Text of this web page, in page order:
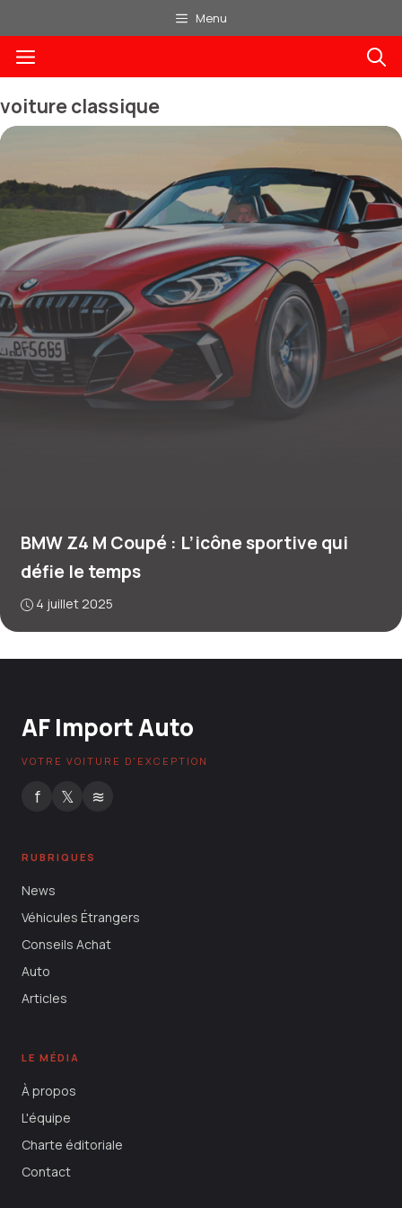
au
contenu
Menu
Menu
voiture classique
BMW Z4 M Coupé : L’icône sportive qui
défie le temps
4 juillet 2025
AF Import Auto
VOTRE VOITURE D'EXCEPTION
f 𝕏 ≋
RUBRIQUES
News
Véhicules Étrangers
Conseils Achat
Auto
Articles
LE MÉDIA
À propos
L'équipe
Charte éditoriale
Contact